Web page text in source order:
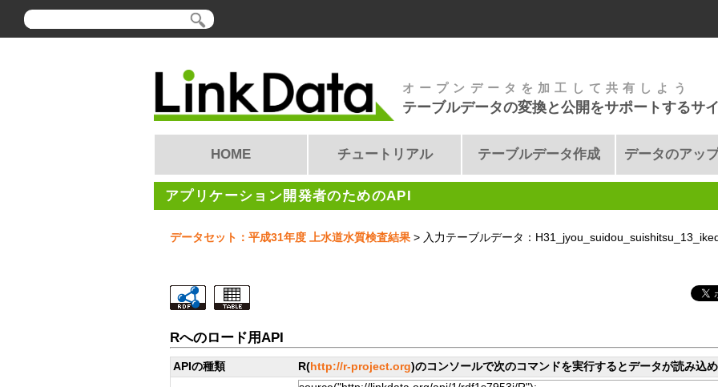
オープンデータを加工して共有しよう
テーブルデータの変換と公開をサポートするサ
HOME チュートリアル テーブルデータ作成 データのアッ
アプリケーション開発者のためのAPI
データセット：平成31年度 上水道水質検査結果 > 入力テーブルデータ：
Rへのロード用API
APIの種類 R(http://r-project.org)のコンソールで次のコマンドを実行するとデータが読み込